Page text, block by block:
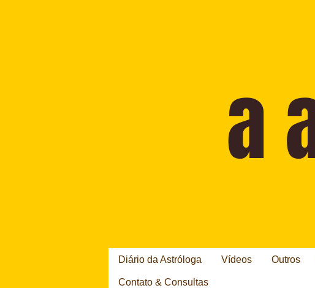
Diário da Astróloga Vídeos Outros
Contato & Consultas